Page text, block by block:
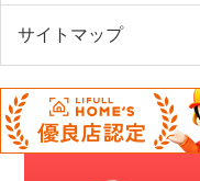
サイトマップ